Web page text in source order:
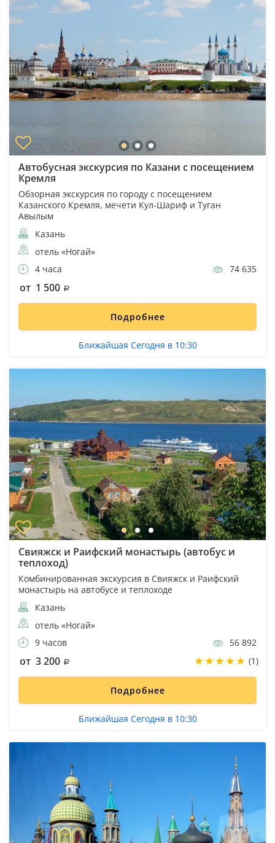
Автобусная экскурсия по Казани с посещением
Кремля
Обзорная экскурсия по городу с посещением
Казанского Кремля, мечети Кул-Шариф и Туган
Авылым
Казань
отель «Ногай»
4 часа
74 635
от 1 500
Подробнее
Ближайшая Сегодня в 10:30
Свияжск и Раифский монастырь (автобус и
теплоход)
Комбинированная экскурсия в Свияжск и Раифский
монастырь на автобусе и теплоходе
Казань
отель «Ногай»
9 часов
56 892
от 3 200 (1)
Подробнее
Ближайшая Сегодня в 10:30